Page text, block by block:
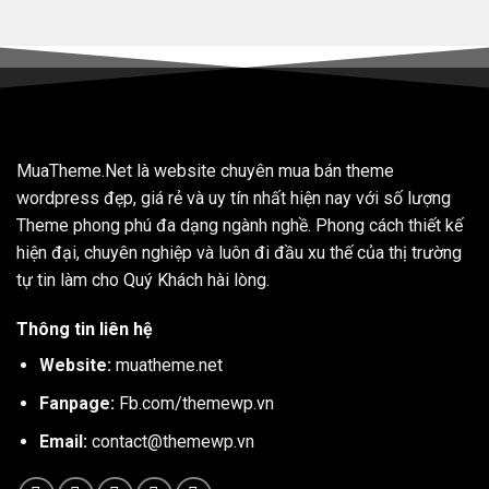
MuaTheme.Net là website chuyên mua bán theme
wordpress đẹp, giá rẻ và uy tín nhất hiện nay với số lượng
Theme phong phú đa dạng ngành nghề. Phong cách thiết kế
hiện đại, chuyên nghiệp và luôn đi đầu xu thế của thị trường
tự tin làm cho Quý Khách hài lòng.
Thông tin liên hệ
Website: muatheme.net
Fanpage: Fb.com/themewp.vn
Email: contact@themewp.vn